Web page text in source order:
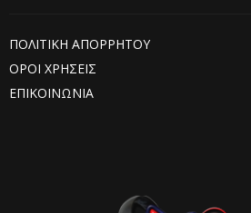
ΠΟΛΙΤΙΚΗ ΑΠΟΡΡΗΤΟΥ
ΟΡΟΙ ΧΡΗΣΕΙΣ
ΕΠΙΚΟΙΝΩΝΙΑ